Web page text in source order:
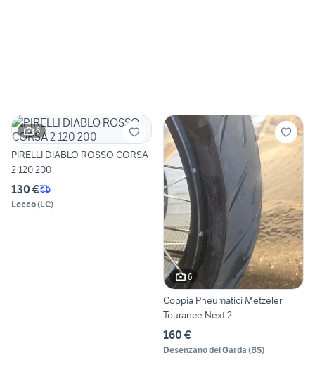
6
PIRELLI DIABLO ROSSO CORSA
2 120 200
130 €
Lecco(LC)
6
Coppia Pneumatici Metzeler
Tourance Next 2
160 €
Desenzano del Garda (BS)